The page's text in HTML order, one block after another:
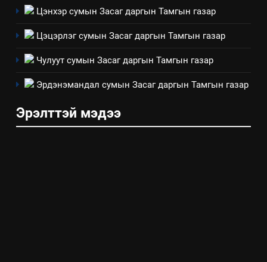
ИЛ ТОД БАЙДАЛ
8
Мэдээлэл хариуцагчийн
үйлдвэрлэл, үйлчилгээ,
технологийн хүн, мал, амьтны
эрүүл мэнд, байгаль орчинд
ИЛ ТОД БАЙДАЛ
Цэнхэр сумын Засаг даргын Тамгын газар
Цэцэрлэг сумын Засаг даргын Тамгын газар
Чулуут сумын Засаг даргын Тамгын газар
Эрдэнэмандал сумын Засаг даргын Тамгын газар
Эрэлттэй мэдээ